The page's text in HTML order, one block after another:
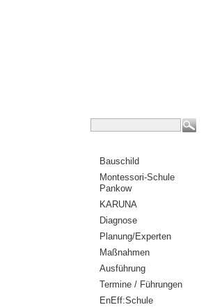
Bauschild
Montessori-Schule
Pankow
KARUNA
Diagnose
Planung/Experten
Maßnahmen
Ausführung
Termine / Führungen
EnEff:Schule